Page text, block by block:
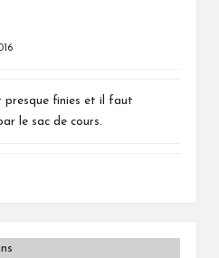
presque finies et il faut
le sac de cours.